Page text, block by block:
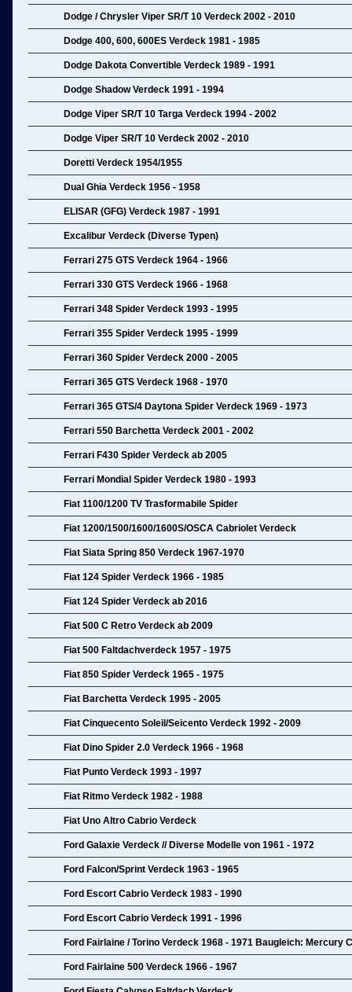
Dodge / Chrysler Viper SR/T 10 Verdeck 2002 - 2010
Dodge 400, 600, 600ES Verdeck 1981 - 1985
Dodge Dakota Convertible Verdeck 1989 - 1991
Dodge Shadow Verdeck 1991 - 1994
Dodge Viper SR/T 10 Targa Verdeck 1994 - 2002
Dodge Viper SR/T 10 Verdeck 2002 - 2010
Doretti Verdeck 1954/1955
Dual Ghia Verdeck 1956 - 1958
ELISAR (GFG) Verdeck 1987 - 1991
Excalibur Verdeck (Diverse Typen)
Ferrari 275 GTS Verdeck 1964 - 1966
Ferrari 330 GTS Verdeck 1966 - 1968
Ferrari 348 Spider Verdeck 1993 - 1995
Ferrari 355 Spider Verdeck 1995 - 1999
Ferrari 360 Spider Verdeck 2000 - 2005
Ferrari 365 GTS Verdeck 1968 - 1970
Ferrari 365 GTS/4 Daytona Spider Verdeck 1969 - 1973
Ferrari 550 Barchetta Verdeck 2001 - 2002
Ferrari F430 Spider Verdeck ab 2005
Ferrari Mondial Spider Verdeck 1980 - 1993
Fiat 1100/1200 TV Trasformabile Spider
Fiat 1200/1500/1600/1600S/OSCA Cabriolet Verdeck
Fiat Siata Spring 850 Verdeck 1967-1970
Fiat 124 Spider Verdeck 1966 - 1985
Fiat 124 Spider Verdeck ab 2016
Fiat 500 C Retro Verdeck ab 2009
Fiat 500 Faltdachverdeck 1957 - 1975
Fiat 850 Spider Verdeck 1965 - 1975
Fiat Barchetta Verdeck 1995 - 2005
Fiat Cinquecento Soleil/Seicento Verdeck 1992 - 2009
Fiat Dino Spider 2.0 Verdeck 1966 - 1968
Fiat Punto Verdeck 1993 - 1997
Fiat Ritmo Verdeck 1982 - 1988
Fiat Uno Altro Cabrio Verdeck
Ford Galaxie Verdeck // Diverse Modelle von 1961 - 1972
Ford Falcon/Sprint Verdeck 1963 - 1965
Ford Escort Cabrio Verdeck 1983 - 1990
Ford Escort Cabrio Verdeck 1991 - 1996
Ford Fairlaine / Torino Verdeck 1968 - 1971 Baugleich: Mercury
Ford Fairlaine 500 Verdeck 1966 - 1967